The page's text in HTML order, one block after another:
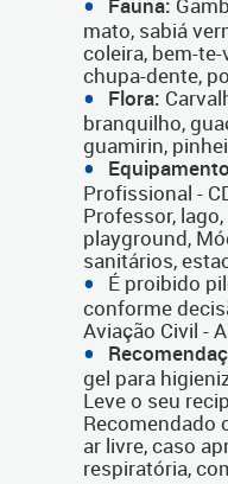
Fauna:
mato, sabiá
coleira, bem-
chupa-dente,
Flora:
branquilho,
guamirin,
Profissional -
Professor,
playground,
sanitários,
É proibido
conforme
Aviação Civil -
gel para
Leve o seu
Recomendado
ar livre, caso
respiratória,